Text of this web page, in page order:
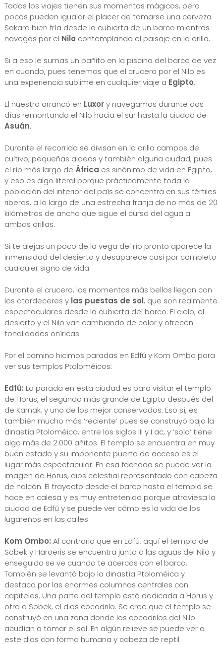
Todos los viajes tienen sus momentos mágicos, pero
pocos pueden igualar el placer de tomarse una cerveza
Sakara bien fría desde la cubierta de un barco mientras
navegas por el Nilo contemplando el paisaje en la orilla.
Si a eso le sumas un bañito en la piscina del barco de vez
en cuando, pues tenemos que el crucero por el Nilo es
una experiencia sublime en cualquier viaje a Egipto.
El nuestro arrancó en Luxory navegamos durante dos
días remontando el Nilo hacia el sur hasta la ciudad de
Asuán.
Durante el recorrido se divisan en la orilla campos de
cultivo, pequeñas aldeas y también alguna ciudad, pues
el río más largo de África es sinónimo de vida en Egipto,
y eso es algo literal porque prácticamente toda la
población del interior del país se concentra en sus fértiles
riberas, a lo largo de una estrecha franja de no más de 20
kilómetros de ancho que sigue el curso del agua a
ambas orillas.
Si te alejas un poco de la vega del río pronto aparece la
inmensidad del desierto y desaparece casi por completo
cualquier signo de vida.
Durante el crucero, los momentos más bellos llegan con
los atardeceres y las puestas de sol, que son realmente
espectaculares desde la cubierta del barco. El cielo, el
desierto y el Nilo van cambiando de color y ofrecen
tonalidades oníricas.
Por el camino hicimos paradas en Edfú y Kom Ombo para
ver sus templos Ptoloméicos:
Edfú: La parada en esta ciudad es para visitar el templo
de Horus, el segundo más grande de Egipto después del
de Karnak, y uno de los mejor conservados. Eso sí, es
también mucho más ‘reciente’ pues se construyó bajo la
dinastía Ptoloméica, entre los siglos III y I ac, y ‘solo’ tiene
algo más de 2.000 añitos. El templo se encuentra en muy
buen estado y su imponente puerta de acceso es el
lugar más espectacular. En esa fachada se puede ver la
imagen de Horus, dios celestial representado con cabeza
de halcón. El trayecto desde el barco hasta el templo se
hace en calesa y es muy entretenido porque atraviesa la
ciudad de Edfú y se puede ver cómo es la vida de los
lugareños en las calles.
Kom Ombo: Al contrario que en Edfú, aquí el templo de
Sobek y Haroeris se encuentra junto a las aguas del Nilo y
enseguida se ve cuando te acercas con el barco.
También se levantó bajo la dinastía Ptoloméica y
destaca por las enormes columnas centrales con
capiteles. Una parte del templo está dedicada a Horus y
otra a Sobek, el dios cocodrilo. Se cree que el templo se
construyó en una zona donde los cocodrilos del Nilo
acudían a tomar el sol. En algún relieve se puede ver a
este dios con forma humana y cabeza de reptil.